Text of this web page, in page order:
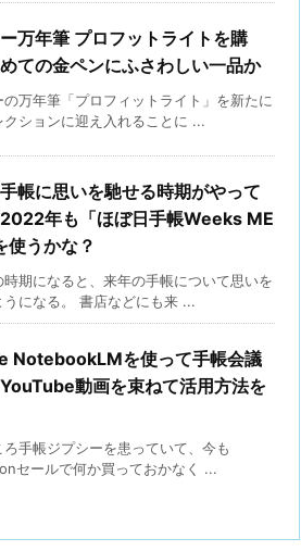
万年筆 プロフットライトを購
ての金ペンにふさわしい一品か
の万年筆「プロフィットライト」を新たに
クションに迎え入れることに ...
帳に思いを馳せる時期がやって
年も「ほぼ日手帳Weeks ME
使うかな？
時期になると、来年の手帳について思いを
うになる。 書店などにも来 ...
NotebookLMを使って手帳会議
動画を束ねて活用方法を
ろ手帳ジプシーを患っていて、今も
セールで何か買っておかなく ...